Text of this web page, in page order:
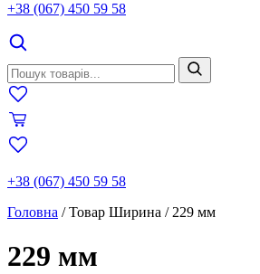
+38 (067) 450 59 58
+38 (067) 450 59 58
Головна /Товар Ширина / 229 мм
229 мм